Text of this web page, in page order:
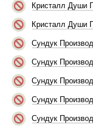
Кристалл Души
Кристалл Души
Сундук
Сундук
Сундук
Сундук
Сундук